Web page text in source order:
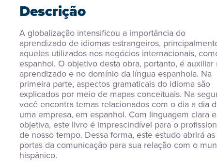
Descrição
A globalização intensificou a importância do
aprendizado de idiomas estrangeiros,
aqueles utilizados nos negócios internacionais,
espanhol. O objetivo desta obra, portanto, é auxiliar
aprendizado e no domínio da língua espanhola. Na
primeira parte, aspectos gramaticais do idioma são
explicados por meio de mapas conceituais. Na
você encontra temas relacionados com o dia a dia
uma empresa, em espanhol. Com linguagem clara e
objetiva, este livro é imprescindível para o
de nosso tempo. Dessa forma, este estudo abrirá as
portas da comunicação para sua relação com o
hispânico.